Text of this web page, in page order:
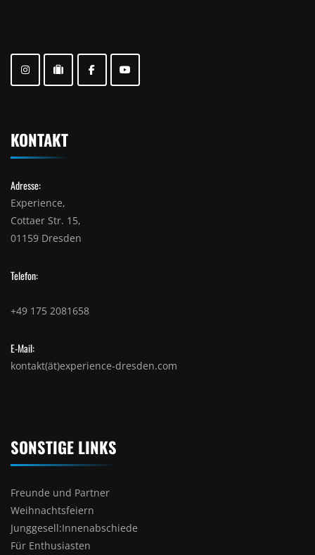
KONTAKT
Adresse:
Experience,
Cottaer Str. 15,
01159 Dresden
Telefon:
+49 175 2081658
E-Mail:
kontakt(ät)experience-dresden.com
SONSTIGE LINKS
Freunde und Partner
Weihnachtsfeiern
Junggesell:Innenabschiede
Für Enthusiasten